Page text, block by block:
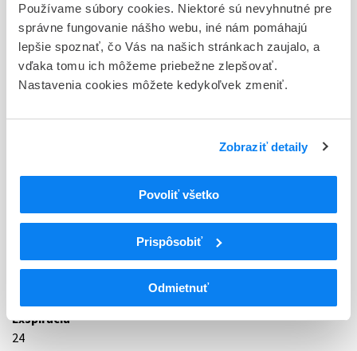
Používame súbory cookies. Niektoré sú nevyhnutné pre
správne fungovanie nášho webu, iné nám pomáhajú
lepšie spoznať, čo Vás na našich stránkach zaujalo, a
vďaka tomu ich môžeme priebežne zlepšovať.
Nastavenia cookies môžete kedykoľvek zmeniť.
Zobraziť detaily
Povoliť všetko
Prispôsobiť
Odmietnuť
Držiteľ, krajina
Almirall, S.A., Španielsko
Indikačná skupina
ANALEPTIKA)
N
Centrálna nervová sústava
Psychoanaleptiká
N06D
N06DA
Anticholínesterázy
Rivastigmín
Exspirácia
24